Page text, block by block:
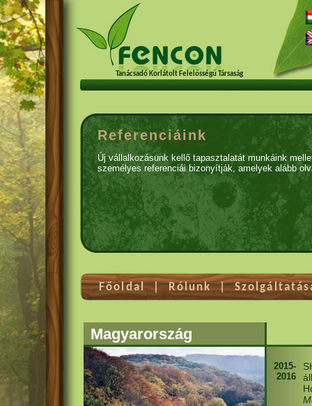
Tanácsadó Korlátolt Felelősségű Társaság
Referenciáink
Új vállalkozásunk kellő tapasztalatát munkáink
személyes referenciái bizonyítják, amelyek alább
Főoldal |Rólunk|
Magyarország
2015-
2016